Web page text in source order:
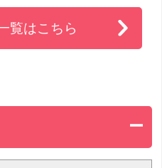
覧はこちら